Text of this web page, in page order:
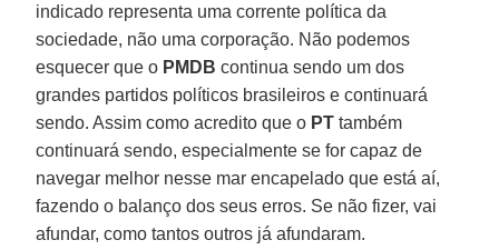
indicado representa uma corrente política da
sociedade, não uma corporação. Não podemos
esquecer que o PMDB continua sendo um dos
grandes partidos políticos brasileiros e continuará
sendo. Assim como acredito que o PT também
continuará sendo, especialmente se for capaz de
navegar melhor nesse mar encapelado que está aí,
fazendo o balanço dos seus erros. Se não fizer, vai
afundar, como tantos outros já afundaram.